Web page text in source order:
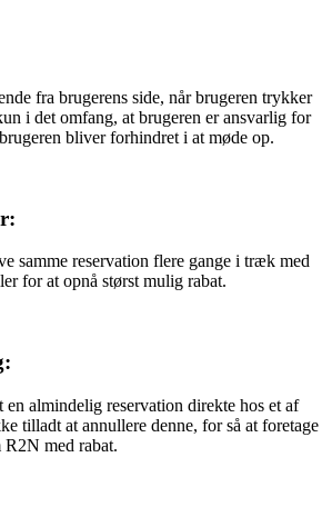
fra brugerens side, når brugeren trykker
i det omfang, at brugeren er ansvarlig for
bliver forhindret i at møde op.
samme reservation flere gange i træk med
for at opnå størst mulig rabat.
en almindelig reservation direkte hos et af
tilladt at annullere denne, for så at foretage
R2N med rabat.